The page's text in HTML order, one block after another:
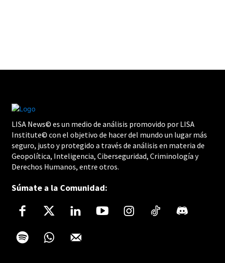
LISA News© es un medio de análisis promovido por LISA
Institute© con el objetivo de hacer del mundo un lugar más
seguro, justo y protegido a través de análisis en materia de
Geopolítica, Inteligencia, Ciberseguridad, Criminología y
Derechos Humanos, entre otros.
Súmate a la Comunidad: